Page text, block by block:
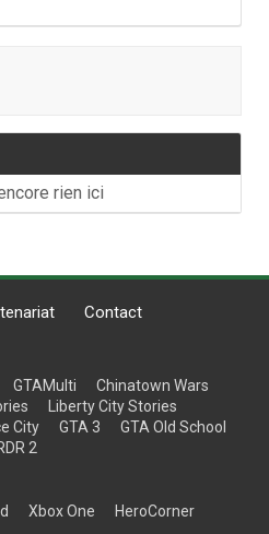
encore rien ici
Contact
GTAMulti
Chinatown Wars
Liberty City Stories
City GTA 3
GTA Old School
2
Xbox One HeroCorner